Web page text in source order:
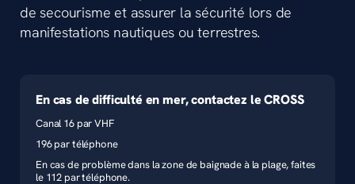
de secourisme et assurer la sécurité lors de
manifestations nautiques ou terrestres.
En cas de difficulté en mer, contactez le CROSS
Canal 16 par VHF
196 par téléphone
En cas de problème dans la zone de baignade à la plage, faites
le 112 par téléphone.